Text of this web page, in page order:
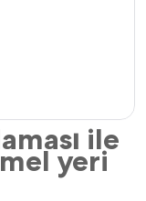
ile
yeri